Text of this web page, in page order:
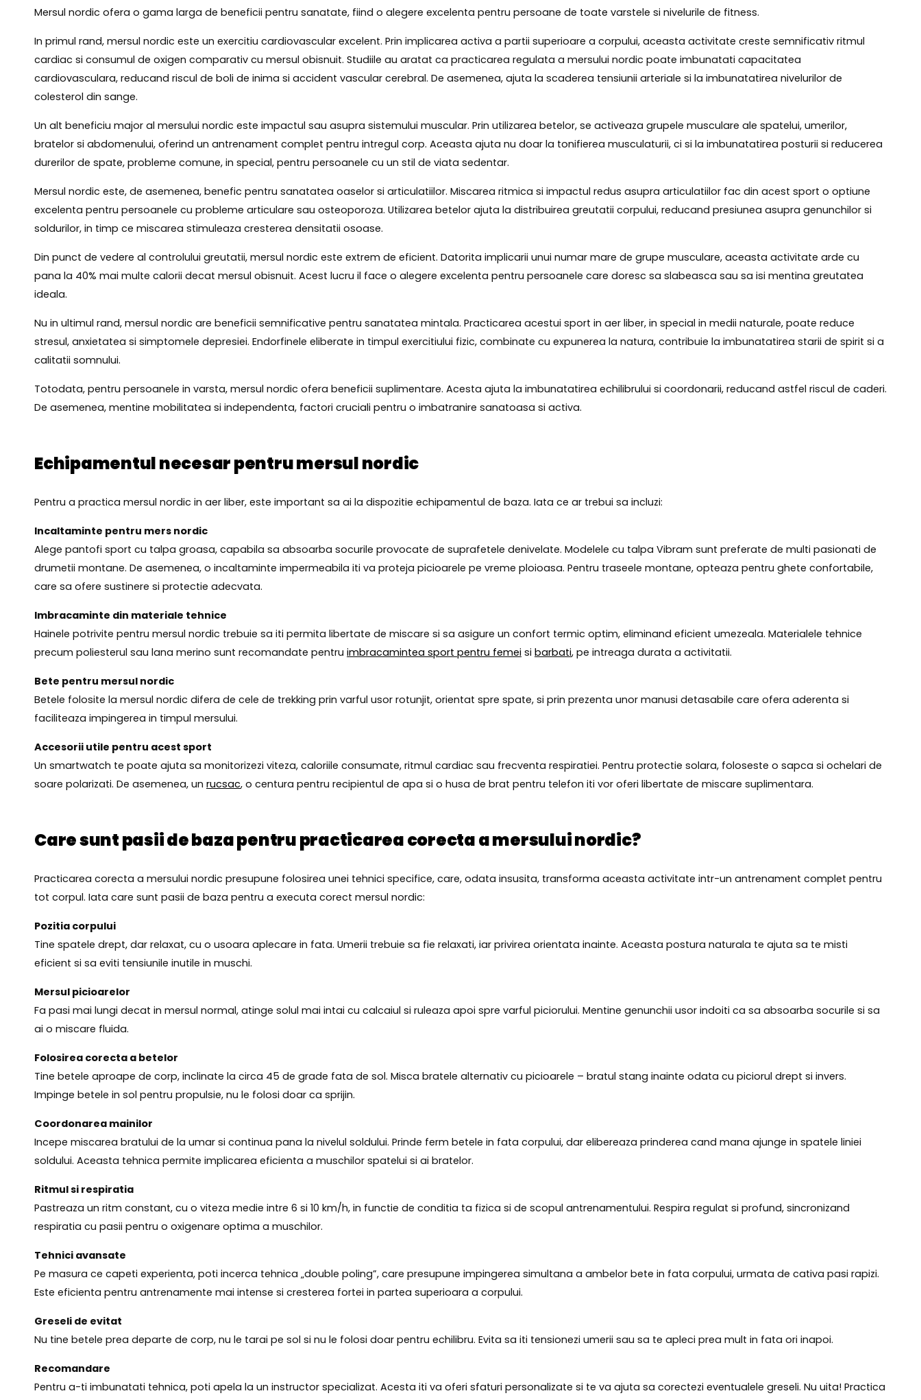
Mersul nordic ofera o gama larga de beneficii pentru sanatate, fiind o alegere excelenta pentru persoane de toate varstele si nivelurile de fitness.
In primul rand, mersul nordic este un exercitiu cardiovascular excelent. Prin implicarea activa a partii superioare a corpului, aceasta activitate creste semnificativ ritmul
cardiac si consumul de oxigen comparativ cu mersul obisnuit. Studiile au aratat ca practicarea regulata a mersului nordic poate imbunatati capacitatea
cardiovasculara, reducand riscul de boli de inima si accident vascular cerebral. De asemenea, ajuta la scaderea tensiunii arteriale si la imbunatatirea nivelurilor de
colesterol din sange.
Un alt beneficiu major al mersului nordic este impactul sau asupra sistemului muscular. Prin utilizarea betelor, se activeaza grupele musculare ale spatelui, umerilor,
bratelor si abdomenului, oferind un antrenament complet pentru intregul corp. Aceasta ajuta nu doar la tonifierea musculaturii, ci si la imbunatatirea posturii si reducerea
durerilor de spate, probleme comune, in special, pentru persoanele cu un stil de viata sedentar.
Mersul nordic este, de asemenea, benefic pentru sanatatea oaselor si articulatiilor. Miscarea ritmica si impactul redus asupra articulatiilor fac din acest sport o optiune
excelenta pentru persoanele cu probleme articulare sau osteoporoza. Utilizarea betelor ajuta la distribuirea greutatii corpului, reducand presiunea asupra genunchilor si
soldurilor, in timp ce miscarea stimuleaza cresterea densitatii osoase.
Din punct de vedere al controlului greutatii, mersul nordic este extrem de eficient. Datorita implicarii unui numar mare de grupe musculare, aceasta activitate arde cu
pana la 40% mai multe calorii decat mersul obisnuit. Acest lucru il face o alegere excelenta pentru persoanele care doresc sa slabeasca sau sa isi mentina greutatea
ideala.
Nu in ultimul rand, mersul nordic are beneficii semnificative pentru sanatatea mintala. Practicarea acestui sport in aer liber, in special in medii naturale, poate reduce
stresul, anxietatea si simptomele depresiei. Endorfinele eliberate in timpul exercitiului fizic, combinate cu expunerea la natura, contribuie la imbunatatirea starii de spirit si a
calitatii somnului.
Totodata, pentru persoanele in varsta, mersul nordic ofera beneficii suplimentare. Acesta ajuta la imbunatatirea echilibrului si coordonarii, reducand astfel riscul de caderi.
De asemenea, mentine mobilitatea si independenta, factori cruciali pentru o imbatranire sanatoasa si activa.
Echipamentul necesar pentru mersul nordic
Pentru a practica mersul nordic in aer liber, este important sa ai la dispozitie echipamentul de baza. Iata ce ar trebui sa incluzi:
Incaltaminte pentru mers nordic
Alege pantofi sport cu talpa groasa, capabila sa absoarba socurile provocate de suprafetele denivelate. Modelele cu talpa Vibram sunt preferate de multi pasionati de
drumetii montane. De asemenea, o incaltaminte impermeabila iti va proteja picioarele pe vreme ploioasa. Pentru traseele montane, opteaza pentru ghete confortabile,
care sa ofere sustinere si protectie adecvata.
Imbracaminte din materiale tehnice
Hainele potrivite pentru mersul nordic trebuie sa iti permita libertate de miscare si sa asigure un confort termic optim, eliminand eficient umezeala. Materialele tehnice
precum poliesterul sau lana merino sunt recomandate pentru imbracamintea sport pentru femei si barbati, pe intreaga durata a activitatii.
Bete pentru mersul nordic
Betele folosite la mersul nordic difera de cele de trekking prin varful usor rotunjit, orientat spre spate, si prin prezenta unor manusi detasabile care ofera aderenta si
faciliteaza impingerea in timpul mersului.
Accesorii utile pentru acest sport
Un smartwatch te poate ajuta sa monitorizezi viteza, caloriile consumate, ritmul cardiac sau frecventa respiratiei. Pentru protectie solara, foloseste o sapca si ochelari de
soare polarizati. De asemenea, un rucsac, o centura pentru recipientul de apa si o husa de brat pentru telefon iti vor oferi libertate de miscare suplimentara.
Care sunt pasii de baza pentru practicarea corecta a mersului nordic?
Practicarea corecta a mersului nordic presupune folosirea unei tehnici specifice, care, odata insusita, transforma aceasta activitate intr-un antrenament complet pentru
tot corpul. Iata care sunt pasii de baza pentru a executa corect mersul nordic:
Pozitia corpului
Tine spatele drept, dar relaxat, cu o usoara aplecare in fata. Umerii trebuie sa fie relaxati, iar privirea orientata inainte. Aceasta postura naturala te ajuta sa te misti
eficient si sa eviti tensiunile inutile in muschi.
Mersul picioarelor
Fa pasi mai lungi decat in mersul normal, atinge solul mai intai cu calcaiul si ruleaza apoi spre varful piciorului. Mentine genunchii usor indoiti ca sa absoarba socurile si sa
ai o miscare fluida.
Folosirea corecta a betelor
Tine betele aproape de corp, inclinate la circa 45 de grade fata de sol. Misca bratele alternativ cu picioarele – bratul stang inainte odata cu piciorul drept si invers.
Impinge betele in sol pentru propulsie, nu le folosi doar ca sprijin.
Coordonarea mainilor
Incepe miscarea bratului de la umar si continua pana la nivelul soldului. Prinde ferm betele in fata corpului, dar elibereaza prinderea cand mana ajunge in spatele liniei
soldului. Aceasta tehnica permite implicarea eficienta a muschilor spatelui si ai bratelor.
Ritmul si respiratia
Pastreaza un ritm constant, cu o viteza medie intre 6 si 10 km/h, in functie de conditia ta fizica si de scopul antrenamentului. Respira regulat si profund, sincronizand
respiratia cu pasii pentru o oxigenare optima a muschilor.
Tehnici avansate
Pe masura ce capeti experienta, poti incerca tehnica „double poling”, care presupune impingerea simultana a ambelor bete in fata corpului, urmata de cativa pasi rapizi.
Este eficienta pentru antrenamente mai intense si cresterea fortei in partea superioara a corpului.
Greseli de evitat
Nu tine betele prea departe de corp, nu le tarai pe sol si nu le folosi doar pentru echilibru. Evita sa iti tensionezi umerii sau sa te apleci prea mult in fata ori inapoi.
Recomandare
Pentru a-ti imbunatati tehnica, poti apela la un instructor specializat. Acesta iti va oferi sfaturi personalizate si te va ajuta sa corectezi eventualele greseli. Nu uita! Practica